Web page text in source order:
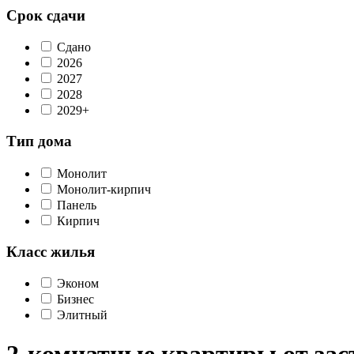
Срок сдачи
Сдано
2026
2027
2028
2029+
Тип дома
Монолит
Монолит-кирпич
Панель
Кирпич
Класс жилья
Эконом
Бизнес
Элитный